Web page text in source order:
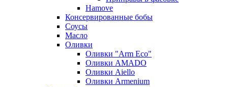
Hamove
Консервированные бобы
Соусы
Масло
Оливки
Оливки "Arm Eco"
Оливки AMADO
Оливки Aiello
Оливки Armenium